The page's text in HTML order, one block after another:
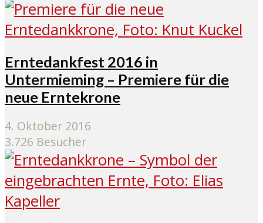
Erntedankfest 2016 in
Untermieming – Premiere für die
neue Erntekrone
4. Oktober 2016
3.726 Besucher